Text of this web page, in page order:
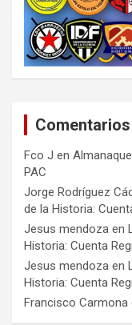
Fco J en
PAC
Jorge Rodríguez
de la Historia:
Jesus mendoza en
Historia: Cuenta
Jesus mendoza en
Historia: Cuenta
Francisco Carmona